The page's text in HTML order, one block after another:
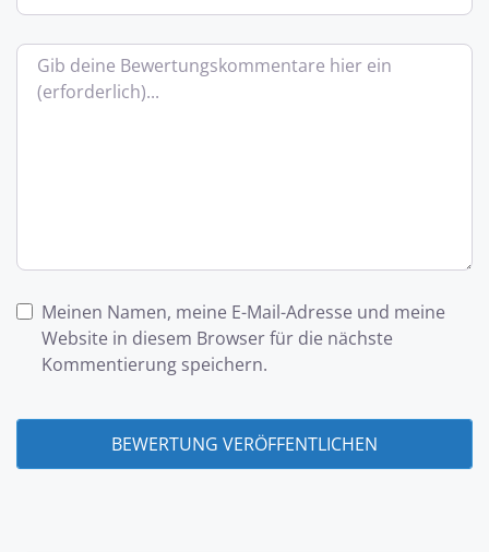
Bewertungstext
Meinen Namen, meine E-Mail-Adresse und meine
Website in diesem Browser für die nächste
Kommentierung speichern.